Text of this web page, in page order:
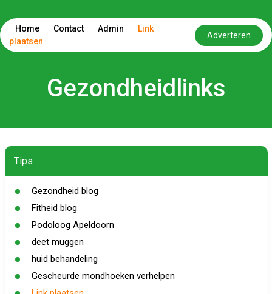
Home Contact Admin
Link
plaatsen
Adverteren
Gezondheidlinks
Tips
Gezondheid blog
Fitheid blog
Podoloog Apeldoorn
deet muggen
huid behandeling
Gescheurde mondhoeken verhelpen